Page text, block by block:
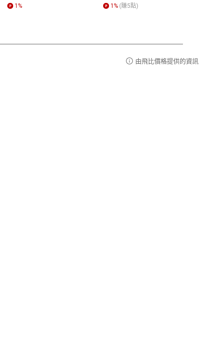
1% 1% (賺5點)
由飛比價格提供的資訊